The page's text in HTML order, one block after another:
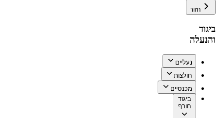
חזור
ביגוד
והנעלה
נעליים
חולצות
מכנסיים
ביגוד
חורף